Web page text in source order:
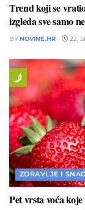
Trend koji se
izgleda sve samo
BY NOVINE.HR 22.
ZDRAVLJE I
Pet vrsta voća